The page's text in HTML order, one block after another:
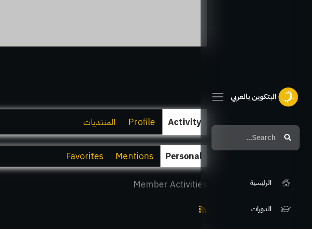
Search
الرئيسية
الدورات
Activity
Profile المنتديات
Personal
Mentions
Favorites
Member Activities